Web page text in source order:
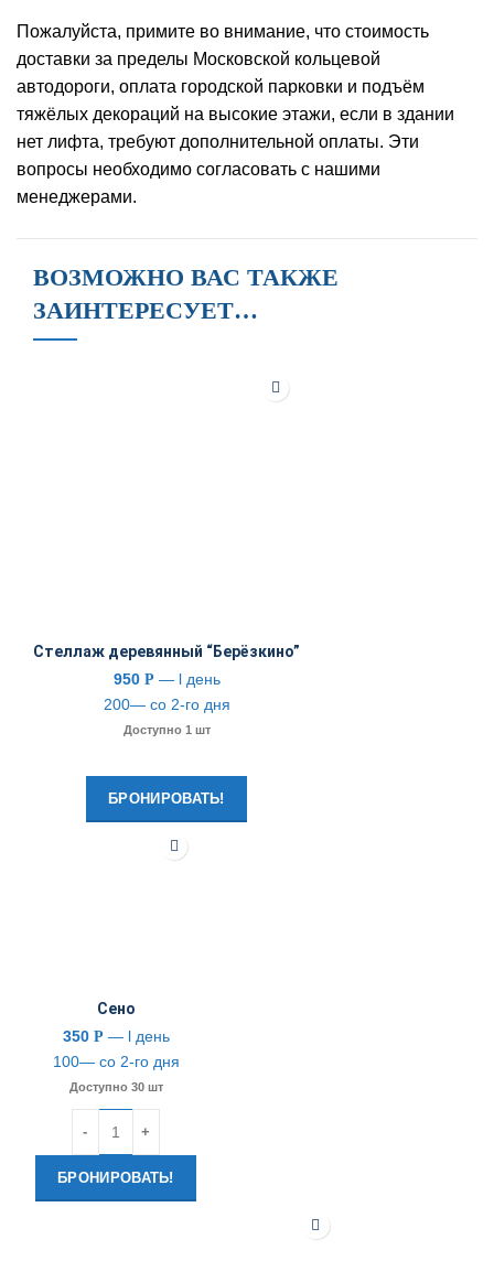
Пожалуйста, примите во внимание, что стоимость
доставки за пределы Московской кольцевой
автодороги, оплата городской парковки и подъём
тяжёлых декораций на высокие этажи, если в здании
нет лифта, требуют дополнительной оплаты. Эти
вопросы необходимо согласовать с нашими
менеджерами.
ВОЗМОЖНО ВАС ТАКЖЕ
ЗАИНТЕРЕСУЕТ…
Стеллаж деревянный “Берёзкино”
950 Р — l день
200— со 2-го дня
Доступно 1 шт
БРОНИРОВАТЬ!
Сено
350 Р — l день
100— со 2-го дня
Доступно 30 шт
БРОНИРОВАТЬ!